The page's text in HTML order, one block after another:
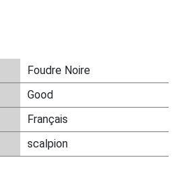
Foudre Noire
Good
Français
scalpion